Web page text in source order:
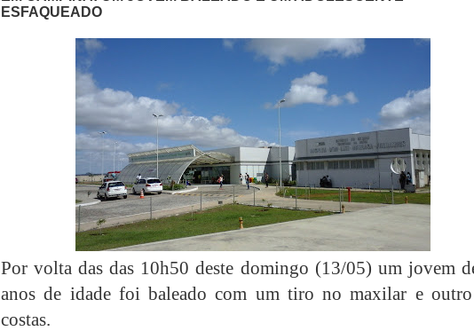
ESFAQUEADO
Por volta das das 10h50 deste domingo (13/05) um jovem
anos de idade foi baleado com um tiro no maxilar e
costas.